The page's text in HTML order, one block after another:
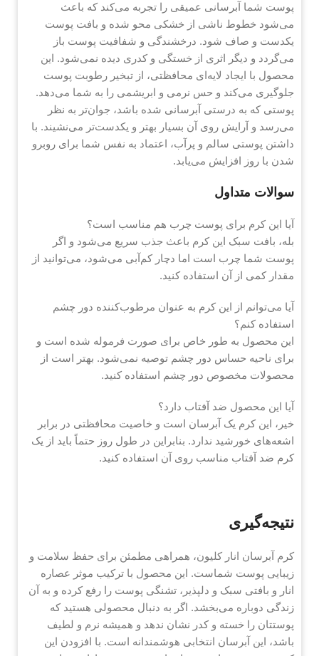
پوست شما آبرسانی عمیقی را تجربه می‌کند که باعث
می‌شود خطوط ناشی از خشکی محو شده و بافت پوست
یکدست و صاف شود. درخشندگی و شفافیت پوست باز
می‌گردد و دیگر اثری از خستگی و کدری دیده نمی‌شود. این
محصول با ایجاد لایه‌ای محافظتی، از تبخیر رطوبت پوست
جلوگیری می‌کند و حس نرمی و ابریشمی را به شما می‌دهد.
پوستی که به درستی آبرسانی شده باشد، جوان‌تر به نظر
می‌رسد و آرایش روی آن بسیار بهتر و یکدست‌تر می‌نشیند. با
داشتن پوستی سالم و پرآب، اعتماد به نفس شما برای روبرو
شدن با روز افزایش می‌یابد.
سوالات متداول
آیا این کرم برای پوست چرب هم مناسب است؟
بله، بافت سبک این کرم باعث جذب سریع می‌شود و اگر
پوست شما چرب است اما دچار کم‌آبی می‌شود، می‌توانید از
مقدار کمی از آن استفاده کنید.
آیا می‌توانم از این کرم به عنوان مرطوب‌کننده دور چشم
استفاده کنم؟
این محصول به طور خاص برای صورت فرموله شده است و
برای ناحیه حساس دور چشم توصیه نمی‌شود. بهتر است از
محصولات مخصوص دور چشم استفاده کنید.
آیا این محصول ضد آفتاب دارد؟
خیر، این کرم یک آبرسان است و خاصیت محافظتی در برابر
اشعه‌های خورشید ندارد. بنابراین در طول روز حتماً باید از یک
کرم ضد آفتاب مناسب روی آن استفاده کنید.
نتیجه‌گیری
کرم آبرسان انار کلیون، همراهی مطمئن برای حفظ سلامت و
زیبایی پوست شماست. این محصول با ترکیب موثر عصاره
انار و بافتی سبک و دلپذیر، تشنگی پوست را رفع کرده و به آن
زندگی دوباره می‌بخشد. اگر به دنبال محصولی هستید که
پوستتان را خسته و کدر نشان ندهد و همیشه نرم و لطیف
باشد، این آبرسان انتخابی هوشمندانه است. با افزودن این